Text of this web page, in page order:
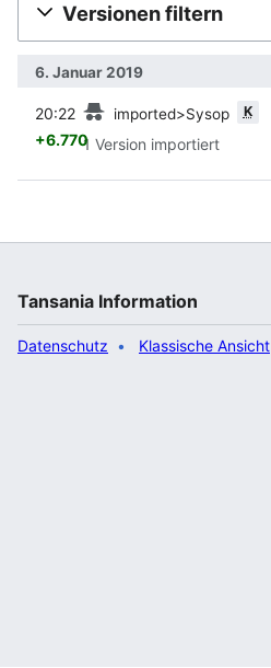
Versionen filtern
6. Januar 2019
20:22 imported>Sysop K
+6.7701 Version importiert
Tansania Information
Datenschutz Klassische Ansicht